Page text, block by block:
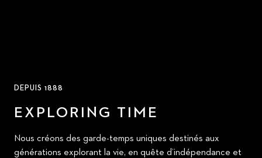
DEPUIS 1888
EXPLORING TIME
Nous créons des garde-temps uniques destinés aux
générations explorant la vie, en quête d’indépendance et